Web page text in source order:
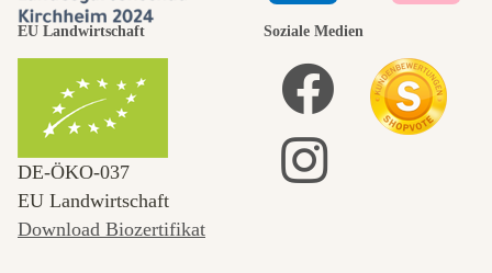
EU Landwirtschaft
DE‑ÖKO‑037
EU Landwirtschaft
Download Biozertifikat
Soziale Medien